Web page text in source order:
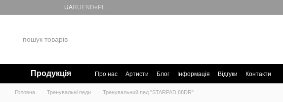
Перейти до основного контенту
UARU EN De PL
Продукція Про нас Артисти Блог Інформація Відгуки Контакти
Головна Тренувальні педи Тренувальний пед "STARPAD 88DR"